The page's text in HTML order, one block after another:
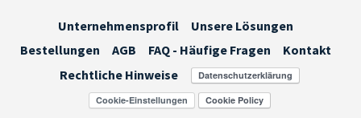
Unternehmensprofil
Unsere Lösungen
Bestellungen
AGB FAQ - Häufige Fragen
Kontakt
Rechtliche Hinweise
Cookie-Einstellungen